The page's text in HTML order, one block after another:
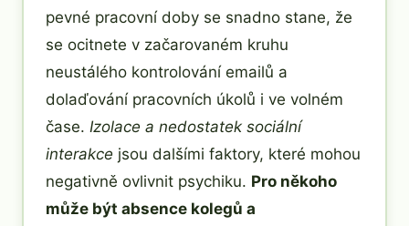
pevné pracovní doby se snadno stane, že
se ocitnete v začarovaném kruhu
neustálého kontrolování emailů a
dolaďování pracovních úkolů i ve volném
čase. Izolace a nedostatek sociální
interakce jsou dalšími faktory, které mohou
negativně ovlivnit psychiku. Pro někoho
může být absence kolegů a